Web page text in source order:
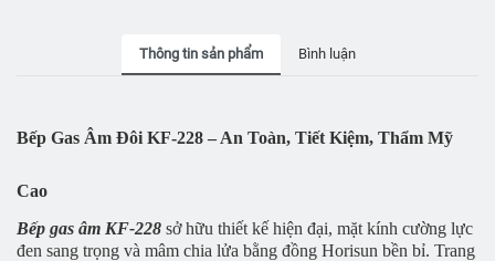
Thông tin sản phẩm Bình luận
Bếp Gas Âm Đôi KF-228 – An Toàn, Tiết Kiệm, Thẩm Mỹ
Cao
Bếp gas âm KF-228 sở hữu thiết kế hiện đại, mặt kính cường lực
đen sang trọng và mâm chia lửa bằng đồng Horisun bền bỉ. Trang